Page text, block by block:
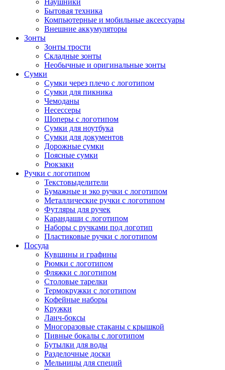
Наушники
Бытовая техника
Компьютерные и мобильные аксессуары
Внешние аккумуляторы
Зонты
Зонты трости
Складные зонты
Необычные и оригинальные зонты
Сумки
Сумки через плечо с логотипом
Сумки для пикника
Чемоданы
Несессеры
Шоперы с логотипом
Сумки для ноутбука
Сумки для документов
Дорожные сумки
Поясные сумки
Рюкзаки
Ручки с логотипом
Текстовыделители
Бумажные и эко ручки с логотипом
Металлические ручки с логотипом
Футляры для ручек
Карандаши с логотипом
Наборы с ручками под логотип
Пластиковые ручки с логотипом
Посуда
Кувшины и графины
Рюмки с логотипом
Фляжки с логотипом
Столовые тарелки
Термокружки с логотипом
Кофейные наборы
Кружки
Ланч-боксы
Многоразовые стаканы с крышкой
Пивные бокалы с логотипом
Бутылки для воды
Разделочные доски
Мельницы для специй